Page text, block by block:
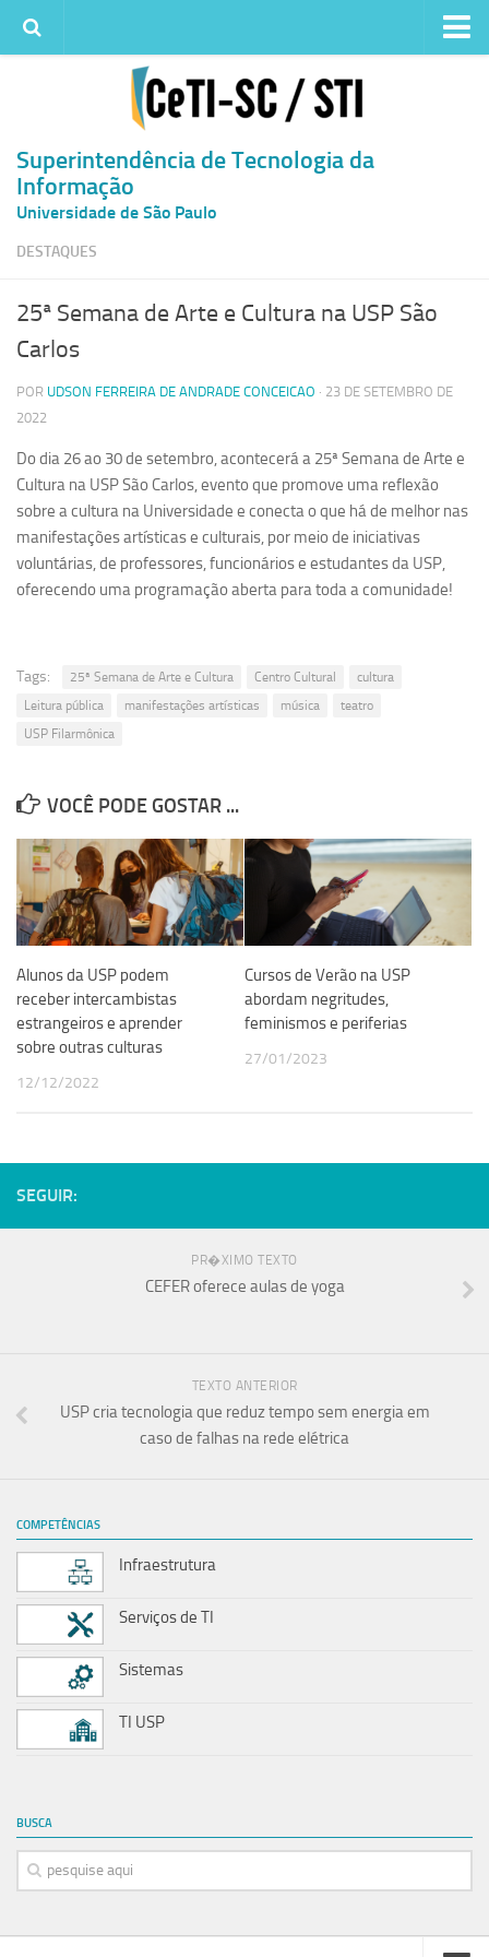
Quem somos
Histórico
Metas e ações
Superintendência de TI
Atendimento
Infraestrutura
Serviços
Sistemas
Contato
Superintendência de Tecnologia da
Informação
Universidade de São Paulo
DESTAQUES
25ª Semana de Arte e Cultura na USP São
Carlos
POR UDSON FERREIRA DE ANDRADE CONCEICAO · 23 DE SETEMBRO DE
2022
Do dia 26 ao 30 de setembro, acontecerá a 25ª Semana de Arte e
Cultura na USP São Carlos, evento que promove uma reflexão
sobre a cultura na Universidade e conecta o que há de melhor nas
manifestações artísticas e culturais, por meio de iniciativas
voluntárias, de professores, funcionários e estudantes da USP,
oferecendo uma programação aberta para toda a comunidade!
Tags: 25ª Semana de Arte e Cultura Centro Cultural
cultura
Leitura pública
manifestações artísticas música
teatro
USP Filarmônica
VOCÊ PODE GOSTAR ...
Alunos da USP podem
receber intercambistas
estrangeiros e aprender
sobre outras culturas
12/12/2022
Cursos de Verão na USP
abordam negritudes,
feminismos e periferias
27/01/2023
SEGUIR:
PR�XIMO TEXTO
CEFER oferece aulas de yoga
TEXTO ANTERIOR
USP cria tecnologia que reduz tempo sem energia em
caso de falhas na rede elétrica
COMPETÊNCIAS
Infraestrutura
Serviços de TI
Sistemas
TI USP
BUSCA